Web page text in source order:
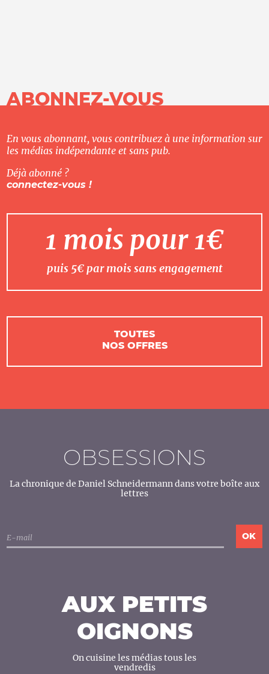
ABONNEZ-VOUS
En vous abonnant, vous contribuez à une information sur
les médias indépendante et sans pub.
Déjà abonné ?
connectez-vous !
1 mois pour 1€
puis 5€ par mois sans engagement
TOUTES
NOS OFFRES
OBSESSIONS
La chronique de Daniel Schneidermann dans votre boîte aux
lettres
AUX PETITS
OIGNONS
On cuisine les médias tous les
vendredis